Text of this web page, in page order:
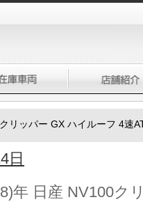
リッパー GX ハイルーフ 4速
日
年 日産 NV100ク